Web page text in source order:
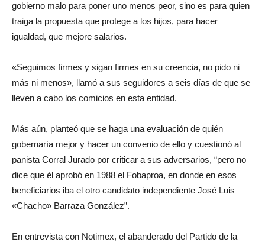
gobierno malo para poner uno menos peor, sino es para quien
traiga la propuesta que protege a los hijos, para hacer
igualdad, que mejore salarios.
«Seguimos firmes y sigan firmes en su creencia, no pido ni
más ni menos», llamó a sus seguidores a seis días de que se
lleven a cabo los comicios en esta entidad.
Más aún, planteó que se haga una evaluación de quién
gobernaría mejor y hacer un convenio de ello y cuestionó al
panista Corral Jurado por criticar a sus adversarios, “pero no
dice que él aprobó en 1988 el Fobaproa, en donde en esos
beneficiarios iba el otro candidato independiente José Luis
«Chacho» Barraza González”.
En entrevista con Notimex, el abanderado del Partido de la